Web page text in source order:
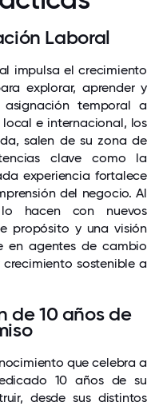
Laboral
impulsa el crecimiento
explorar, aprender y
temporal a
local e internacional, los
salen de su zona de
clave como la
experiencia fortalece
del negocio. Al
hacen con nuevos
propósito y una visión
en agentes de cambio
sostenible a
de 10 años de
que celebra a
10 años de su
desde sus distintos